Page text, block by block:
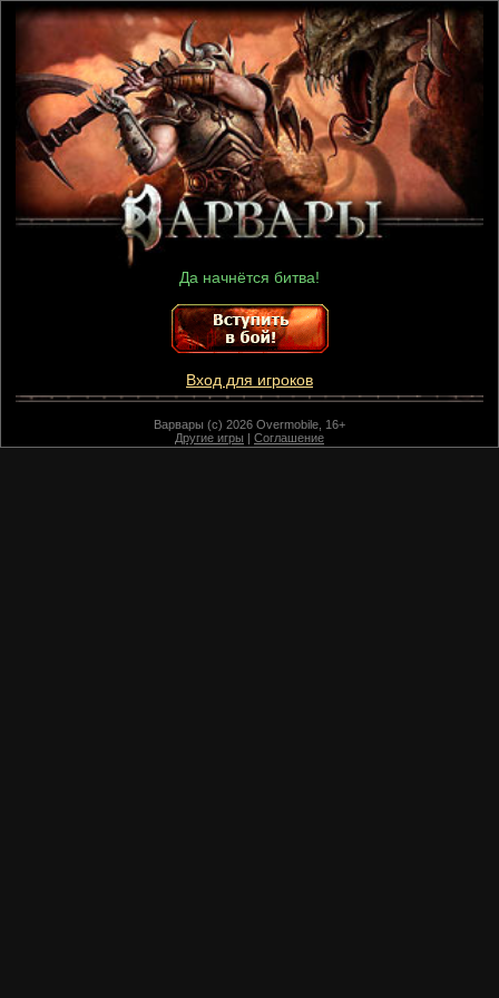
Да начнётся битва!
Вход для игроков
Варвары (c) 2026 Overmobile, 16+
Другие игры | Соглашение